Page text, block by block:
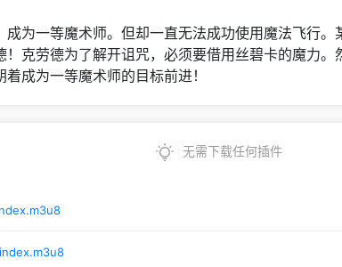
为一等魔术师。但却一直无法成功使用魔法飞行。
克劳德为了解开诅咒，必须要借用丝碧卡的魔力
成为一等魔术师的目标前进！
无需下载任何插件